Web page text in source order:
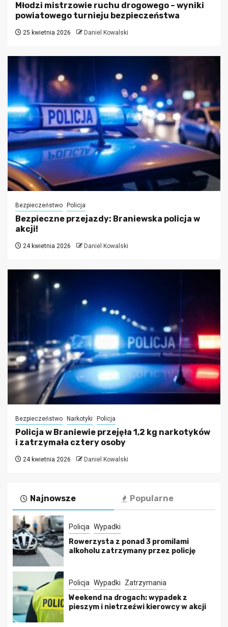
Młodzi mistrzowie ruchu drogowego – wyniki
powiatowego turnieju bezpieczeństwa
25 kwietnia 2026 Daniel Kowalski
Bezpieczeństwo Policja
Bezpieczne przejazdy: Braniewska policja w
akcji!
24 kwietnia 2026 Daniel Kowalski
Bezpieczeństwo Narkotyki Policja
Policja w Braniewie przejęła 1,2 kg narkotyków
i zatrzymała cztery osoby
24 kwietnia 2026 Daniel Kowalski
Najnowsze Popularne
Policja Wypadki
Rowerzysta z ponad 3 promilami
alkoholu zatrzymany przez policję
Policja Wypadki Zatrzymania
Weekend na drogach: wypadek z
pieszym i nietrzeźwi kierowcy w akcji